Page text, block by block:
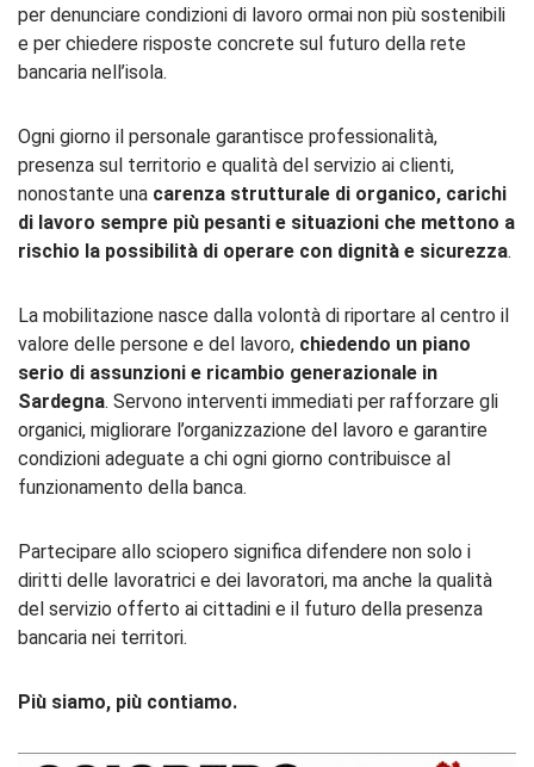
per denunciare condizioni di lavoro ormai non più sostenibili
e per chiedere risposte concrete sul futuro della rete
bancaria nell’isola.
Ogni giorno il personale garantisce professionalità,
presenza sul territorio e qualità del servizio ai clienti,
nonostante una carenza strutturale di organico, carichi
di lavoro sempre più pesanti e situazioni che mettono a
rischio la possibilità di operare con dignità e sicurezza.
La mobilitazione nasce dalla volontà di riportare al centro il
valore delle persone e del lavoro, chiedendo un piano
serio di assunzioni e ricambio generazionale in
Sardegna. Servono interventi immediati per rafforzare gli
organici, migliorare l’organizzazione del lavoro e garantire
condizioni adeguate a chi ogni giorno contribuisce al
funzionamento della banca.
Partecipare allo sciopero significa difendere non solo i
diritti delle lavoratrici e dei lavoratori, ma anche la qualità
del servizio offerto ai cittadini e il futuro della presenza
bancaria nei territori.
Più siamo, più contiamo.